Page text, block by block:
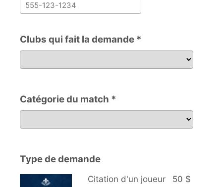
Clubs qui fait la demande *
Clubs qui fait la demande
Catégorie du match *
Catégorie du match
Type de demande
Citation d'un joueur
50 $